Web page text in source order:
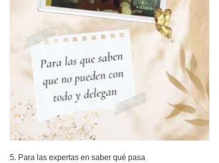
5. Para las expertas en saber qué pasa